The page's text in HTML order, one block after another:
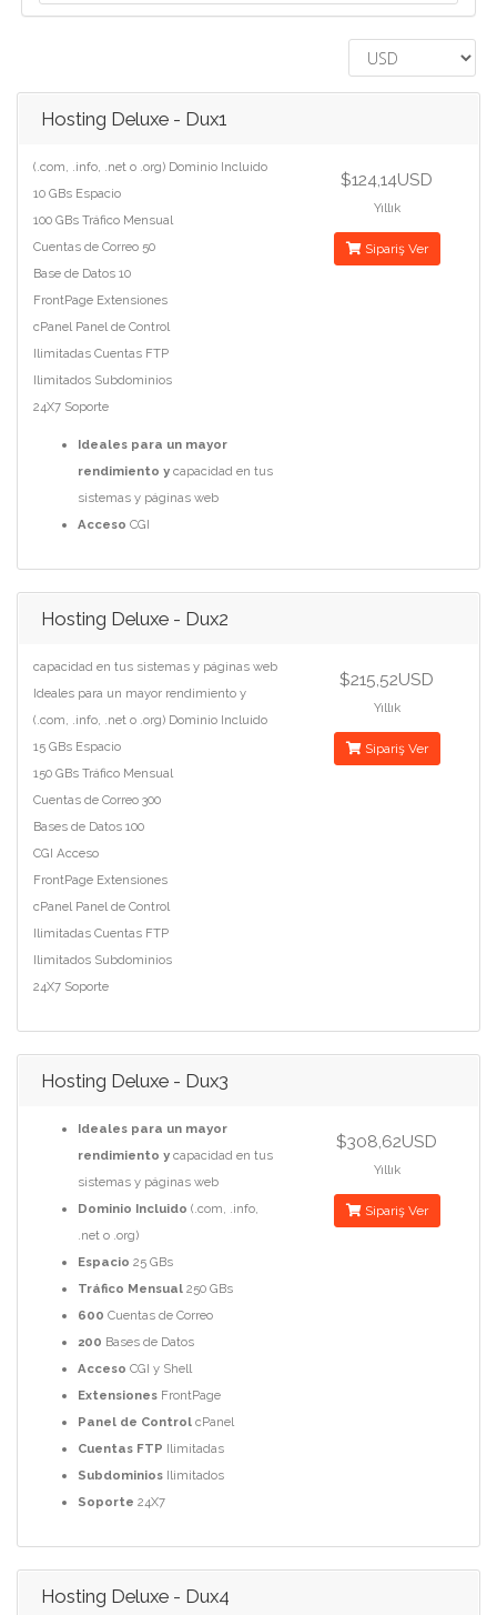
Hosting Deluxe - Dux1
(.com, .info, .net o .org) Dominio Incluido
10 GBs Espacio
100 GBs Tráfico Mensual
Cuentas de Correo 50
Base de Datos 10
FrontPage Extensiones
cPanel Panel de Control
Ilimitadas Cuentas FTP
Ilimitados Subdominios
24X7 Soporte
Ideales para un mayor
rendimiento y capacidad en tus
sistemas y páginas web
Acceso CGI
$124,14USD
Yıllık
Sipariş Ver
Hosting Deluxe - Dux2
capacidad en tus sistemas y páginas web
Ideales para un mayor rendimiento y
(.com, .info, .net o .org) Dominio Incluido
15 GBs Espacio
150 GBs Tráfico Mensual
Cuentas de Correo 300
Bases de Datos 100
CGI Acceso
FrontPage Extensiones
cPanel Panel de Control
Ilimitadas Cuentas FTP
Ilimitados Subdominios
24X7 Soporte
$215,52USD
Yıllık
Sipariş Ver
Hosting Deluxe - Dux3
Ideales para un mayor
rendimiento y capacidad en tus
sistemas y páginas web
Dominio Incluido (.com, .info,
.net o .org)
Espacio 25 GBs
Tráfico Mensual 250 GBs
600 Cuentas de Correo
200 Bases de Datos
Acceso CGI y Shell
Extensiones FrontPage
Panel de Control cPanel
Cuentas FTP Ilimitadas
Subdominios Ilimitados
Soporte 24X7
$308,62USD
Yıllık
Sipariş Ver
Hosting Deluxe - Dux4